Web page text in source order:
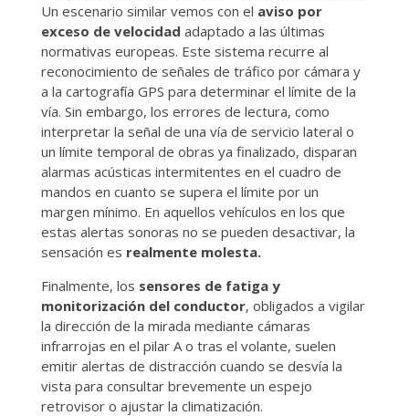
Un escenario similar vemos con el aviso por
exceso de velocidad adaptado a las últimas
normativas europeas. Este sistema recurre al
reconocimiento de señales de tráfico por cámara y
a la cartografía GPS para determinar el límite de la
vía. Sin embargo, los errores de lectura, como
interpretar la señal de una vía de servicio lateral o
un límite temporal de obras ya finalizado, disparan
alarmas acústicas intermitentes en el cuadro de
mandos en cuanto se supera el límite por un
margen mínimo. En aquellos vehículos en los que
estas alertas sonoras no se pueden desactivar, la
sensación es realmente molesta.
Finalmente, los sensores de fatiga y
monitorización del conductor, obligados a vigilar
la dirección de la mirada mediante cámaras
infrarrojas en el pilar A o tras el volante, suelen
emitir alertas de distracción cuando se desvía la
vista para consultar brevemente un espejo
retrovisor o ajustar la climatización.